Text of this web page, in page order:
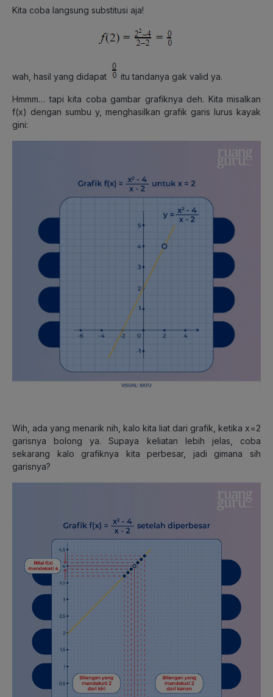
Kita coba langsung substitusi aja!
wah, hasil yang didapat itu tandanya gak valid ya.
Hmmm… tapi kita coba gambar grafiknya deh. Kita misalkan
f(x) dengan sumbu y, menghasilkan grafik garis lurus kayak
gini:
Wih, ada yang menarik nih, kalo kita liat dari grafik, ketika x=2
garisnya bolong ya. Supaya keliatan lebih jelas, coba
sekarang kalo grafiknya kita perbesar, jadi gimana sih
garisnya?